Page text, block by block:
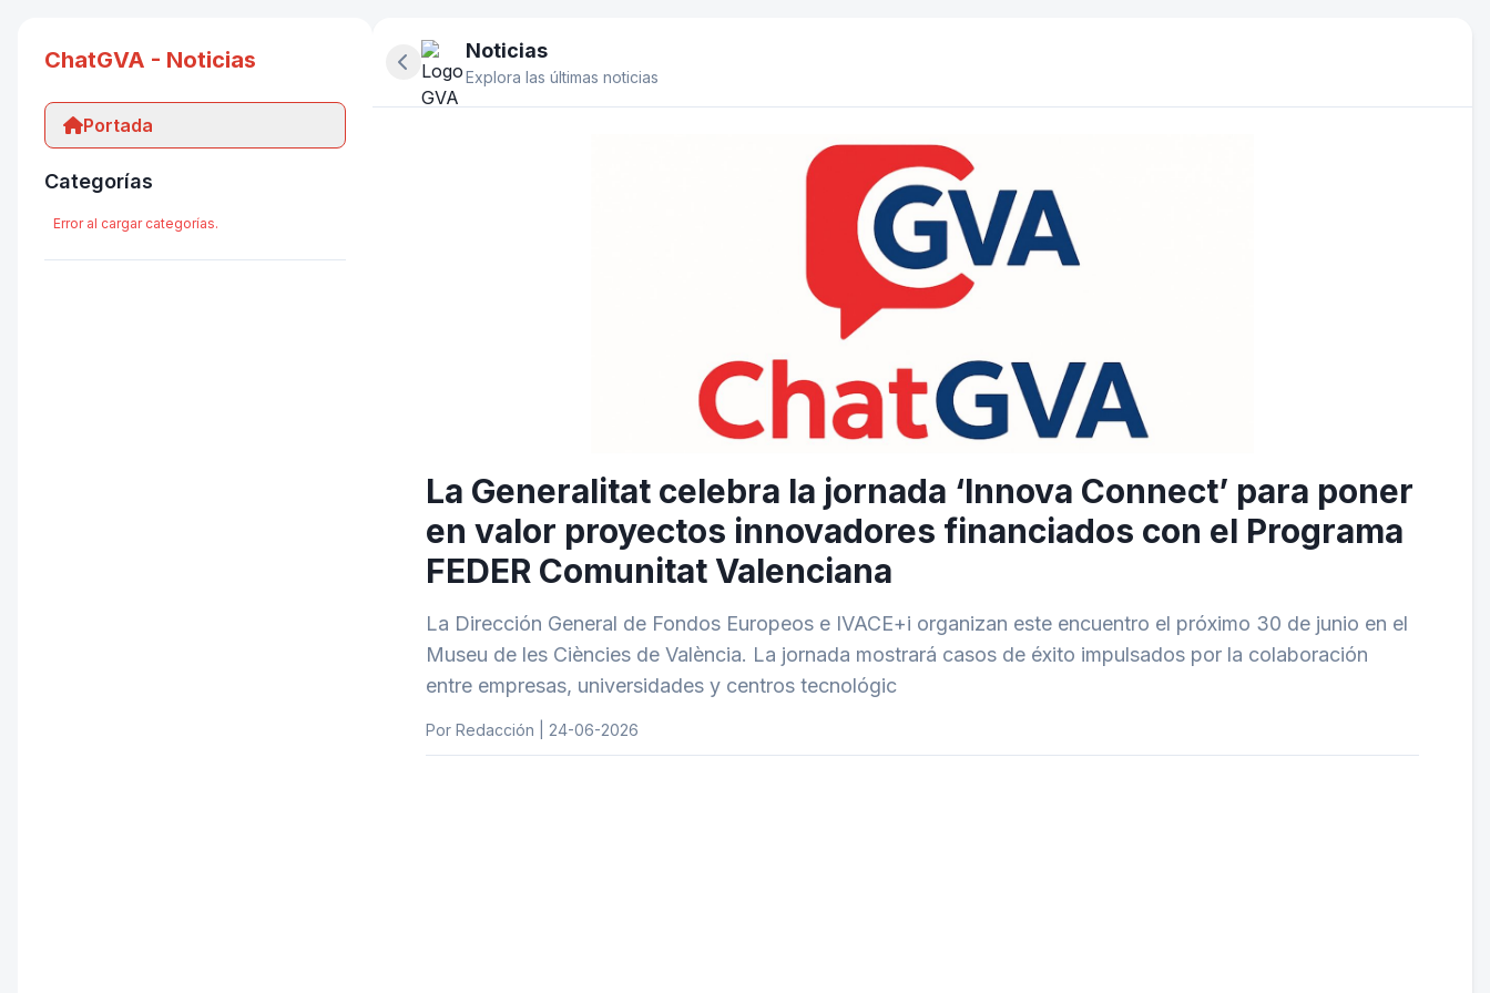
ChatGVA - Noticias
Portada
Categorías
Error al cargar categorías.
Ocultar panel lateral
Noticias
Explora las últimas noticias
La Generalitat celebra la jornada ‘Innova Connect’ para poner
en valor proyectos innovadores financiados con el Programa
FEDER Comunitat Valenciana
La Dirección General de Fondos Europeos e IVACE+i organizan este encuentro el próximo 30 de junio en el
Museu de les Ciències de València. La jornada mostrará casos de éxito impulsados por la colaboración
entre empresas, universidades y centros tecnológic
Por Redacción | 24-06-2026